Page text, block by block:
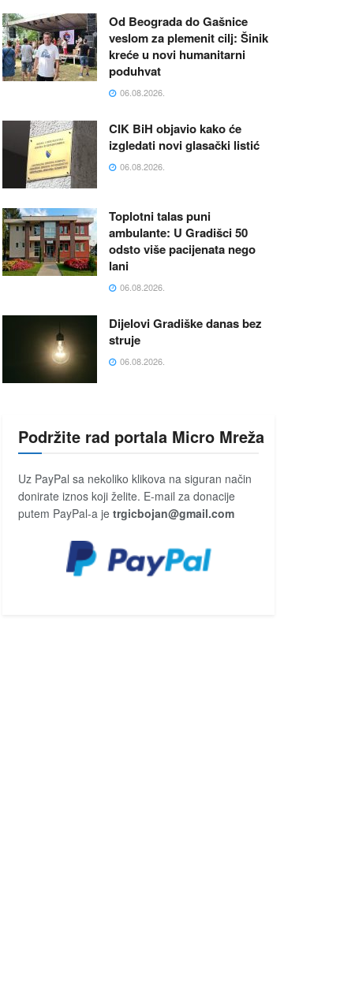
Od Beograda do Gašnice
veslom za plemenit cilj: Šinik
kreće u novi humanitarni
poduhvat
06.08.2026.
CIK BiH objavio kako će
izgledati novi glasački listić
06.08.2026.
Toplotni talas puni
ambulante: U Gradišci 50
odsto više pacijenata nego
lani
06.08.2026.
Dijelovi Gradiške danas bez
struje
06.08.2026.
Podržite rad portala Micro Mreža
Uz PayPal sa nekoliko klikova na siguran način
donirate iznos koji želite. E-mail za donacije
putem PayPal-a je trgicbojan@gmail.com